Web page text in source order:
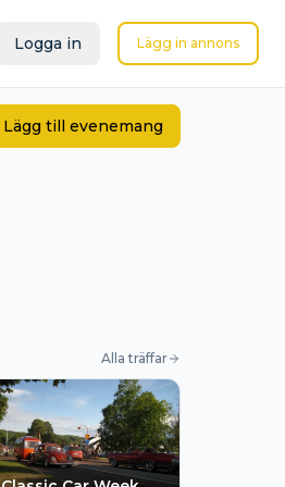
Logga in Lägg in annons
Lägg till evenemang
Alla träffar